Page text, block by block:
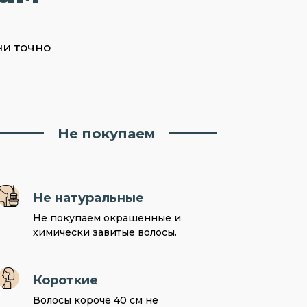
точно
Не покупаем
Не натуральные
Не покупаем окрашенные и
химически завитые волосы.
Короткие
Волосы короче 40 см не